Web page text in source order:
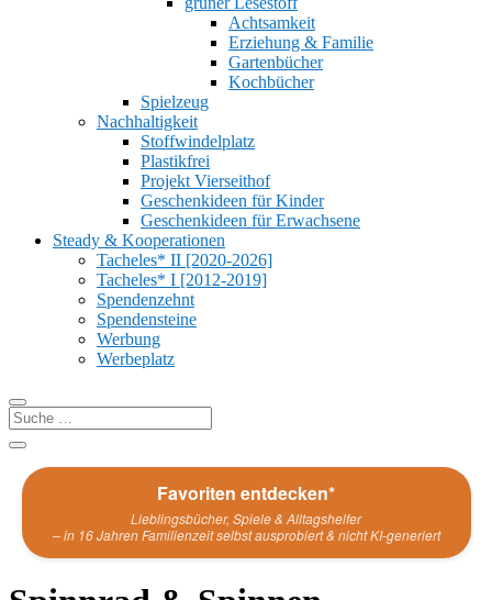
Achtsamkeit
Erziehung & Familie
Gartenbücher
Kochbücher
Spielzeug
Nachhaltigkeit
Stoffwindelplatz
Plastikfrei
Projekt Vierseithof
Geschenkideen für Kinder
Geschenkideen für Erwachsene
Steady & Kooperationen
Tacheles* II [2020-2026]
Tacheles* I [2012-2019]
Spendenzehnt
Spendensteine
Werbung
Werbeplatz
Favoriten entdecken*
Lieblingsbücher, Spiele & Alltagshelfer
– in 16 Jahren Familienzeit selbst ausprobiert & nicht KI-generiert